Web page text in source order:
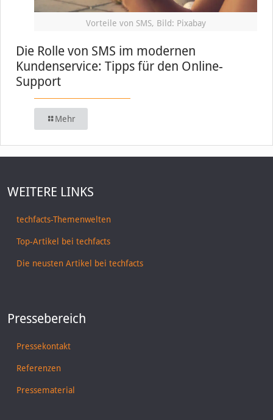
Vorteile von SMS, Bild: Pixabay
Die Rolle von SMS im modernen
Kundenservice: Tipps für den Online-
Support
Mehr
WEITERE LINKS
techfacts-Themenwelten
Top-Artikel bei techfacts
Die neusten Artikel bei techfacts
Pressebereich
Pressekontakt
Referenzen
Pressematerial